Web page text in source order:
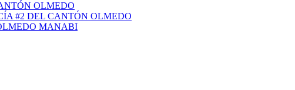
OLMEDO
#2 DEL CANTÓN OLMEDO
MANABI